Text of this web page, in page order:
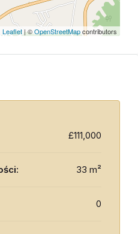
Leaflet | ©OpenStreetMapcontributors
£111,000
33 m²
0